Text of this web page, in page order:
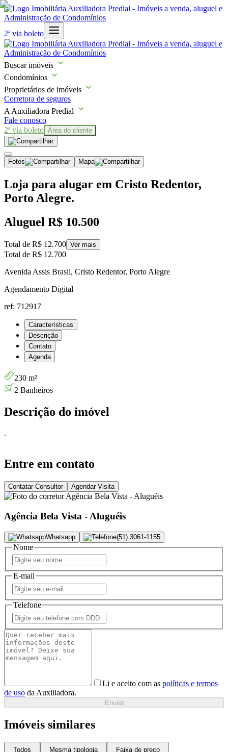
2ª via boleto
Buscar imóveis
Condomínios
Proprietários de imóveis
Corretora de seguros
A Auxiliadora Predial
Fale conosco
2ª via boleto Área do cliente
Fotos Mapa
Loja para alugar em Cristo Redentor,
Porto Alegre.
Aluguel R$ 10.500
Total de R$ 12.700 Ver mais
Total de R$ 12.700
Avenida Assis Brasil, Cristo Redentor, Porto Alegre
Agendamento Digital
ref: 712917
Características
Descrição
Contato
Agenda
230 m²
2 Banheiros
Descrição do imóvel
.
Entre em contato
Contatar Consultor Agendar Visita
Agência Bela Vista - Aluguéis
Whatsapp (51) 3061-1155
Nome
E-mail
Telefone
Li e aceito com as políticas e termos
de uso da Auxiliadora.
Enviar
Imóveis similares
Todos Mesma tipologia Faixa de preço